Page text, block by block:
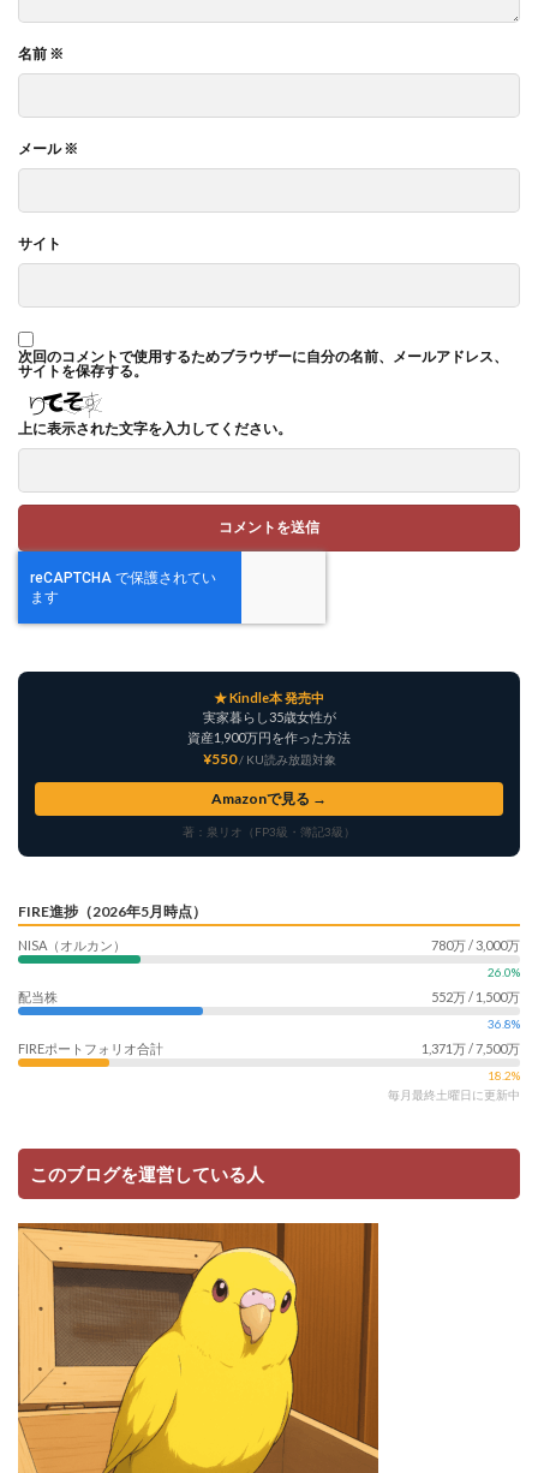
名前 ※
メール※
サイト
次回のコメントで使用するためブラウザーに自分の名前、メールアドレス、
サイトを保存する。
上に表示された文字を入力してください。
★ Kindle本 発売中
実家暮らし35歳女性が
資産1,900万円を作った方法
¥550 / KU読み放題対象
Amazonで見る →
著：泉リオ（FP3級・簿記3級）
FIRE進捗（2026年5月時点）
NISA（オルカン） 780万 / 3,000万
26.0%
配当株 552万 / 1,500万
36.8%
FIREポートフォリオ合計 1,371万 / 7,500万
18.2%
毎月最終土曜日に更新中
このブログを運営している人